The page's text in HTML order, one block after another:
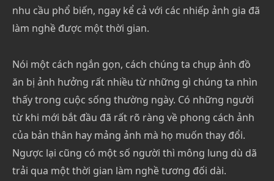
nhu cầu phổ biến, ngay kể cả với các nhiếp ảnh gia đã
làm nghề được một thời gian.
Nói một cách ngắn gọn, cách chúng ta chụp ảnh đồ
ăn bị ảnh hưởng rất nhiều từ những gì chúng ta nhìn
thấy trong cuộc sống thường ngày. Có những người
từ khi mới bắt đầu đã rất rõ ràng về phong cách ảnh
của bản thân hay mảng ảnh mà họ muốn thay đổi.
Ngược lại cũng có một số người thì mông lung dù dã
trải qua một thời gian làm nghề tương đối dài.